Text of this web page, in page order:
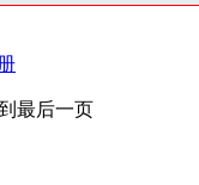
最后一页